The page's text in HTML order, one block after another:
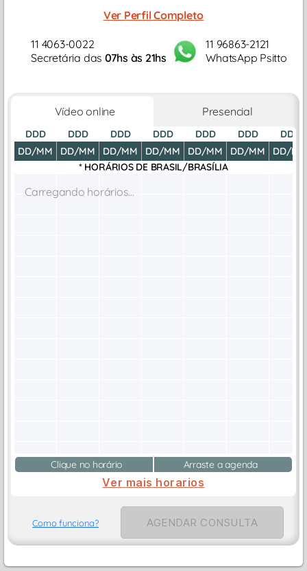
desenvolvimento humano...Ver Perfil Completo
11 4063-0022
Secretária das 07hs às 21hs
11 96863-2121
WhatsApp Psitto
Vídeo online Presencial
DDD
DD/MM
DDD
DD/MM
DDD
DD/MM
DDD
DD/MM
DDD
DD/MM
DDD
DD/MM
DDD
DD/MM
* HORÁRIOS DE BRASIL/BRASÍLIA
Carregando horários...
Clique no horário Arraste a agenda
Ver mais horarios
Como funciona? AGENDAR CONSULTA